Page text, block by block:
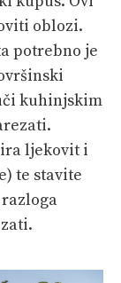
oblozi.
potrebno je
kuhinjskim
ljekovit i
te stavite